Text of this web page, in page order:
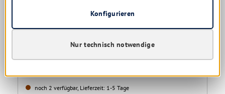
noch 2 verfügbar, Lieferzeit: 1-5 Tage
Nur technisch notwendige
Konfigurieren